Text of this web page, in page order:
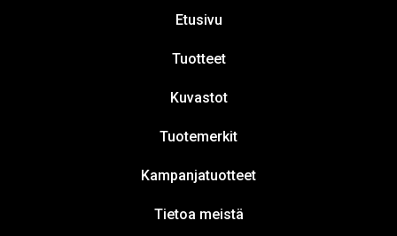
Etusivu
Tuotteet
Kuvastot
Tuotemerkit
Kampanjatuotteet
Tietoa meistä